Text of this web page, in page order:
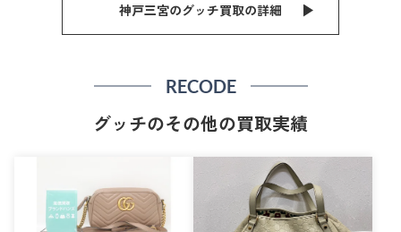
神戸三宮のグッチ買取の詳細
RECODE
グッチのその他の買取実績